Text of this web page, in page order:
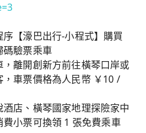
【濠巴出行-小程式】購買
碼驗票乘車
離開創新方前往橫琴口岸或
車票價格為人民幣 ￥10 /
店、橫琴國家地理探險家中
小票可換領 1 張免費乘車